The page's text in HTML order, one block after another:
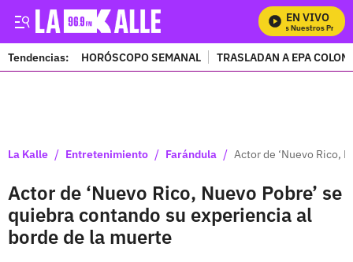
EN VIVO
Mira Todos Nuestros
Tendencias: HORÓSCOPO SEMANAL TRASLADAN A EPA
La Kalle / Entretenimiento / Farándula / Actor de ‘Nuevo Rico,
Actor de ‘Nuevo Rico, Nuevo Pobre’ se
quiebra contando su experiencia al
borde de la muerte